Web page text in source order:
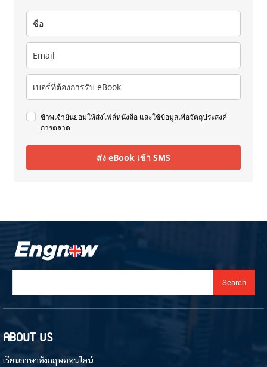
ข้าพเจ้ายินยอมให้ส่งไฟล์หนังสือ และใช้ข้อมูลเพื่อวัตถุประสงค์
การตลาด
ส่ง eBook เข้า SMS
Search
ABOUT US
เรียนภาษาอังกฤษออนไลน์